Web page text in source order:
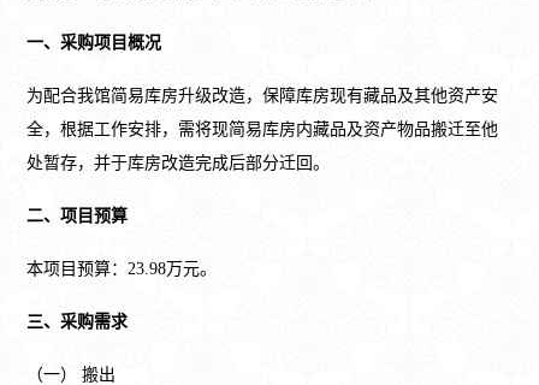
一、采购项目概况
为配合我馆简易库房升级改造，保障库房现有藏品及其他资产安
全，根据工作安排，需将现简易库房内藏品及资产物品搬迁至他
处暂存，并于库房改造完成后部分迁回。
二、项目预算
本项目预算：23.98万元。
三、采购需求
（一） 搬出